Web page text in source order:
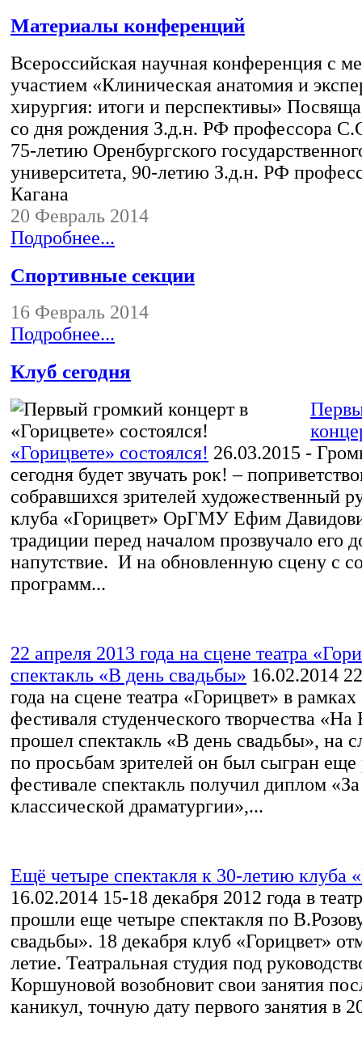
Материалы конференций
Всероссийская научная конференция с
участием «Клиническая анатомия и
хирургия: итоги и перспективы»
со дня рождения З.д.н. РФ профессора
75-летию Оренбургского
университета, 90-летию З.д.н. РФ
Кагана
20 Февраль 2014
Подробнее...
Спортивные секции
16 Февраль 2014
Подробнее...
Клуб сегодня
«Горицвете» состоялся! 26.03.2015 -
сегодня будет звучать рок! –
собравшихся зрителей художественный
клуба «Горицвет» ОрГМУ Ефим
традиции перед началом прозвучало его
напутствие. И на обновленную сцену с
программ...
22 апреля 2013 года на сцене театра
спектакль «В день свадьбы» 16.02.2014
года на сцене театра «Горицвет» в рамках
фестиваля студенческого творчества
прошел спектакль «В день свадьбы», на
по просьбам зрителей он был сыгран еще
фестивале спектакль получил диплом
классической драматургии»,...
Ещё четыре спектакля к 30-летию клуба
16.02.2014 15-18 декабря 2012 года в
прошли еще четыре спектакля по
свадьбы». 18 декабря клуб «Горицвет»
летие. Театральная студия под
Коршуновой возобновит свои занятия
каникул, точную дату первого занятия в